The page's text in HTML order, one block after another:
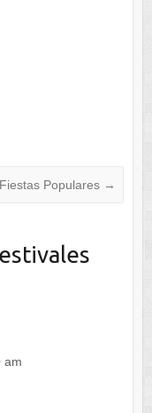
Fiestas Populares →
am